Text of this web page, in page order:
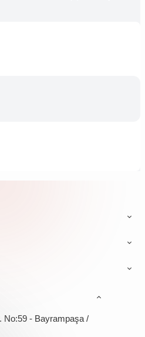
No:59 - Bayrampaşa /